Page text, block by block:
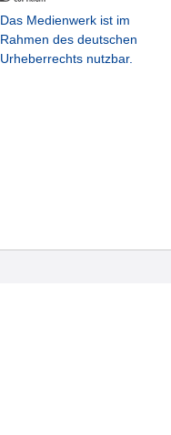
Das Medienwerk ist im
Rahmen des deutschen
Urheberrechts nutzbar.